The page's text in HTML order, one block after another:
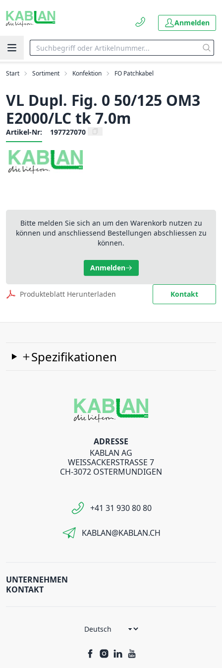
Anmelden
Start Sortiment Konfektion FO Patchkabel
VL Dupl. Fig. 0 50/125 OM3
E2000/LC tk 7.0m
Artikel-Nr: 197727070
Bitte melden Sie sich an um den Warenkorb nutzen zu
können und anschliessend Bestellungen abschliessen zu
können.
Anmelden
Produkteblatt Herunterladen Kontakt
Spezifikationen
ADRESSE
KABLAN AG
WEISSACKERSTRASSE 7
CH-3072 OSTERMUNDIGEN
+41 31 930 80 80
KABLAN@KABLAN.CH
UNTERNEHMEN
KONTAKT